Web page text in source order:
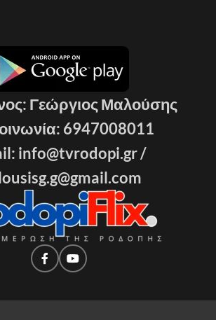
Γεώργιος Μαλούσης
6947008011
info@tvrodopi.gr /